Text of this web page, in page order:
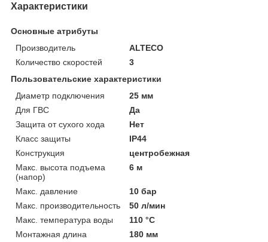
Характеристики
Основные атрибуты
Производитель
ALTECO
Количество скоростей
3
Пользовательские характеристики
Диаметр подключения
25 мм
Для ГВС
Да
Защита от сухого хода
Нет
Класс защиты
IP44
Конструкция
центробежная
Макс. высота подъема
(напор)
6 м
Макс. давление
10 бар
Макс. производительность
50 л/мин
Макс. температура воды
110 °C
Монтажная длина
180 мм